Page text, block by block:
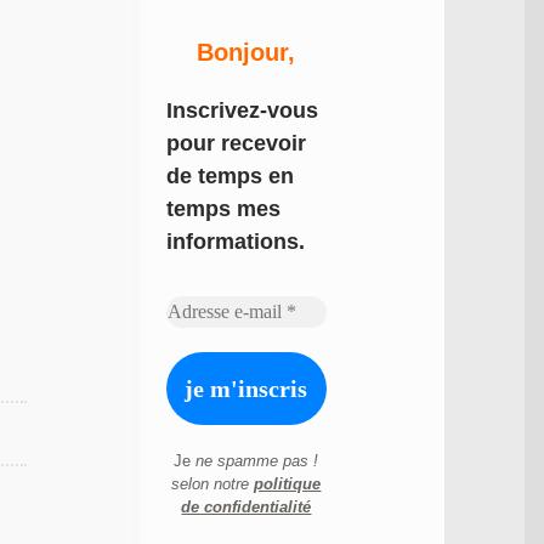
Bonjour,
Inscrivez-vous
pour recevoir
de temps en
temps mes
informations.
Je ne spamme pas !
selon notrepolitique
de confidentialité